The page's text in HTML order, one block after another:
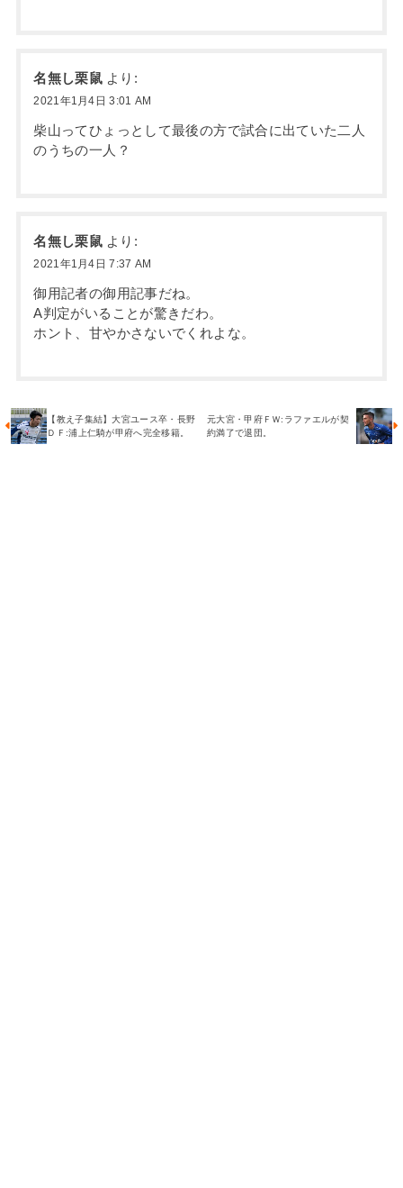
名無し栗鼠 より:
2021年1月4日 3:01 AM
柴山ってひょっとして最後の方で試合に出ていた二人
のうちの一人？
名無し栗鼠 より:
2021年1月4日 7:37 AM
御用記者の御用記事だね。
A判定がいることが驚きだわ。
ホント、甘やかさないでくれよな。
【教え子集結】大宮ユース卒・長野
ＤＦ:浦上仁騎が甲府へ完全移籍。
元大宮・甲府ＦＷ:ラファエルが契
約満了で退団。